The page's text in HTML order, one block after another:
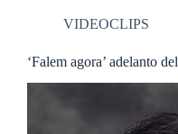
VIDEOCLIPS
‘Falem agora’ adelanto